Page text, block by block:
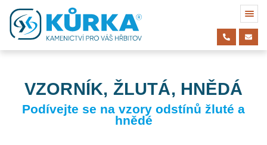
VZORNÍK, ŽLUTÁ, HNĚDÁ
Podívejte se na vzory odstínů žluté a
hnědé